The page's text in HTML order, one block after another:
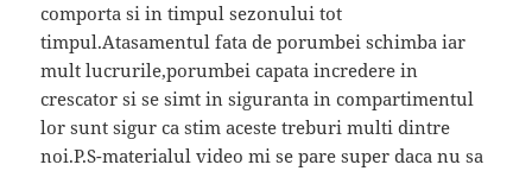
comporta si in timpul sezonului tot
timpul.Atasamentul fata de porumbei schimba iar
mult lucrurile,porumbei capata incredere in
crescator si se simt in siguranta in compartimentul
lor sunt sigur ca stim aceste treburi multi dintre
noi.P.S-materialul video mi se pare super daca nu sa